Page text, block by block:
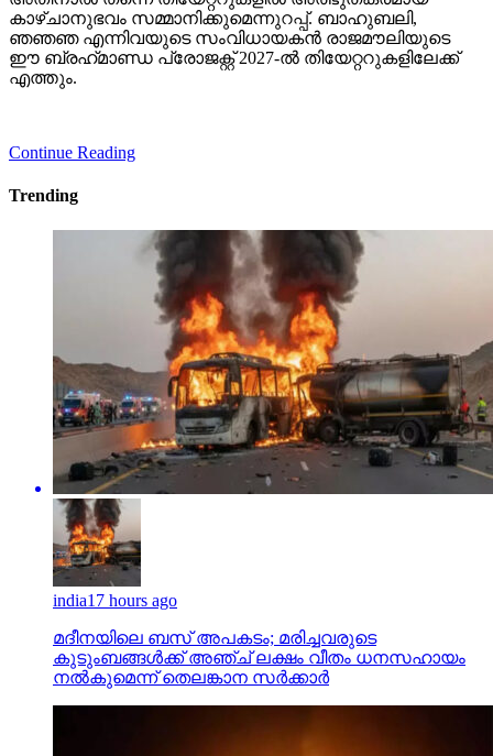
കാഴ്ചാനുഭവം സമ്മാനിക്കുമെന്നുറപ്പ്. ബാഹുബലി,
ഞഞഞ എന്നിവയുടെ സംവിധായകന്‍ രാജമൗലിയുടെ
ഈ ബ്രഹ്‌മാണ്ഡ പ്രോജക്റ്റ് 2027-ല്‍ തിയേറ്ററുകളിലേക്ക്
എത്തും.
Continue Reading
Trending
india17 hours ago
മദീനയിലെ ബസ് അപകടം; മരിച്ചവരുടെ
കുടുംബങ്ങള്‍ക്ക് അഞ്ച് ലക്ഷം വീതം ധനസഹായം
നല്‍കുമെന്ന് തെലങ്കാന സര്‍ക്കാര്‍